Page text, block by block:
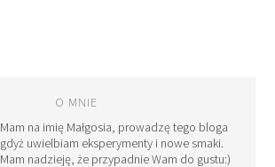
O MNIE
Mam na imię Małgosia, prowadzę tego bloga
gdyż uwielbiam eksperymenty i nowe smaki.
Mam nadzieję, że przypadnie Wam do gustu:)